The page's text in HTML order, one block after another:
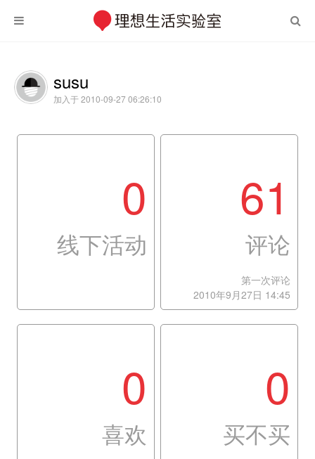
susu
加入于 2010-09-27 06:26:10
0
线下活动
61
评论
第一次评论
2010年9月27日 14:45
0
喜欢
0
买不买